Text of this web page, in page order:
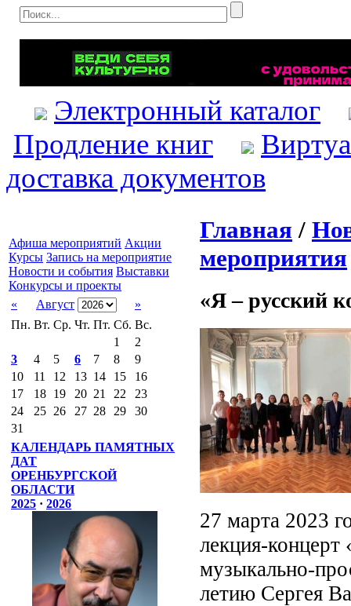
Электронный каталог
Продление книг
доставка документов
Афиша мероприятий Акции
Курсы Запись на мероприятие
Новости и события Выставки
Конкурсы и проекты
«
Август
»
Пн. Вт. Ср. Чт. Пт. Сб. Вс.
1
2
3
4 5 6 7 8
9
10
11 12 13 14 15
16
17
18 19 20 21 22
23
24
25 26 27 28 29
30
31
КАЛЕНДАРЬ ПАМЯТНЫХ
ДАТ
ОРЕНБУРГСКОЙ
ОБЛАСТИ
2025 · 2026
Главная /
мероприятия
«Я – русский
27 марта 2023
лекция-
музыкально-
летию Сергея